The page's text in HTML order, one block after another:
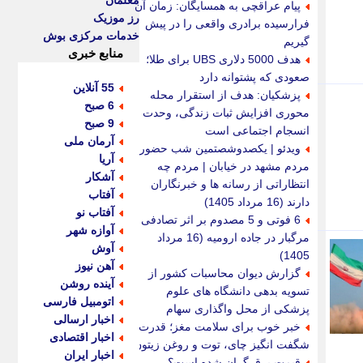
پیام عراقچی به همسایگان: زمان آن
فرارسیده برادری واقعی را در پیش
گیریم
هدف 5000 دلاری UBS برای طلا؛
صعودی که پشتوانه دارد
پزشکیان: هدف از استقرار محله
محوری افزایش ثبات زندگی، وحدت و
انسجام اجتماعی است
ویدئو | یکصدوشصتمین شب حضور
مردم مشهد در خیابان | مردم چه
انتظاراتی از رسانه ها و خبرنگاران
دارند (16 مرداد 1405)
6 فوتی و 5 مصدوم بر اثر تصادفی
مرگبار در جاده ارومیه (16 مرداد
1405)
گزارش دیوان محاسبات کشور از
تسویه بدهی دانشگاه های علوم
پزشکی از محل واگذاری سهام
خبر خوب برای سلامت مغز؛ قدرت
شگفت انگیز چای، توت و روغن زیتون
رز موزیک
خدمات مرکزی بوش
منابع خبری
55 آنلاین
6 صبح
9 صبح
آرمان ملی
آریا
آشکار
آفتاب
آفتاب نو
آوازه شهر
آوش
آهن نیوز
آینده روشن
اتومبیل فارسی
اخبار ارسالی
اخبار اقتصادی
اخبار ایران